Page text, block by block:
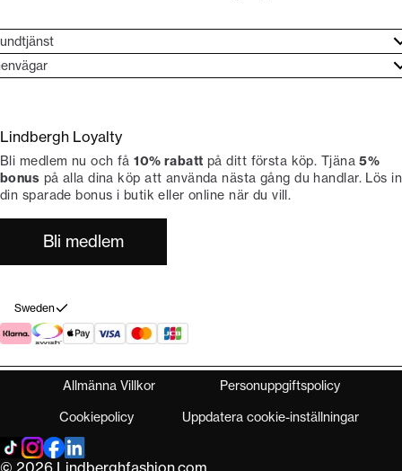
köp
Lindbergh-ambassadör
Lindbergh Loyalty
Bli medlem nu och få10% rabatt på ditt första köp. Tjäna5%
bonus på alla dina köp att använda nästa gång du handlar. Lös in
din sparade bonus i butik eller online när du vill.
Bli medlem
Sweden
Allmänna Villkor
Personuppgiftspolicy
Cookiepolicy
Uppdatera cookie-inställningar
© 2026 Lindberghfashion.com